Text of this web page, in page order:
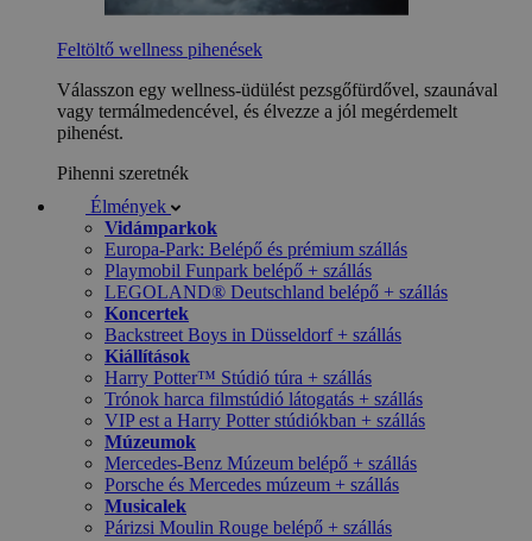
Feltöltő wellness pihenések
Válasszon egy wellness-üdülést pezsgőfürdővel, szaunával
vagy termálmedencével, és élvezze a jól megérdemelt
pihenést.
Pihenni szeretnék
Élmények
Vidámparkok
Europa-Park: Belépő és prémium szállás
Playmobil Funpark belépő + szállás
LEGOLAND® Deutschland belépő + szállás
Koncertek
Backstreet Boys in Düsseldorf + szállás
Kiállítások
Harry Potter™ Stúdió túra + szállás
Trónok harca filmstúdió látogatás + szállás
VIP est a Harry Potter stúdiókban + szállás
Múzeumok
Mercedes-Benz Múzeum belépő + szállás
Porsche és Mercedes múzeum + szállás
Musicalek
Párizsi Moulin Rouge belépő + szállás